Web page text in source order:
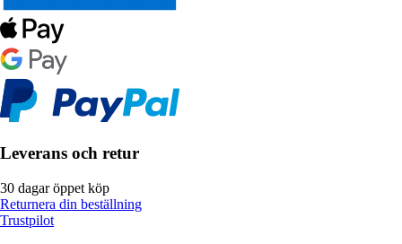
Leverans och retur
30 dagar öppet köp
Returnera din beställning
Trustpilot